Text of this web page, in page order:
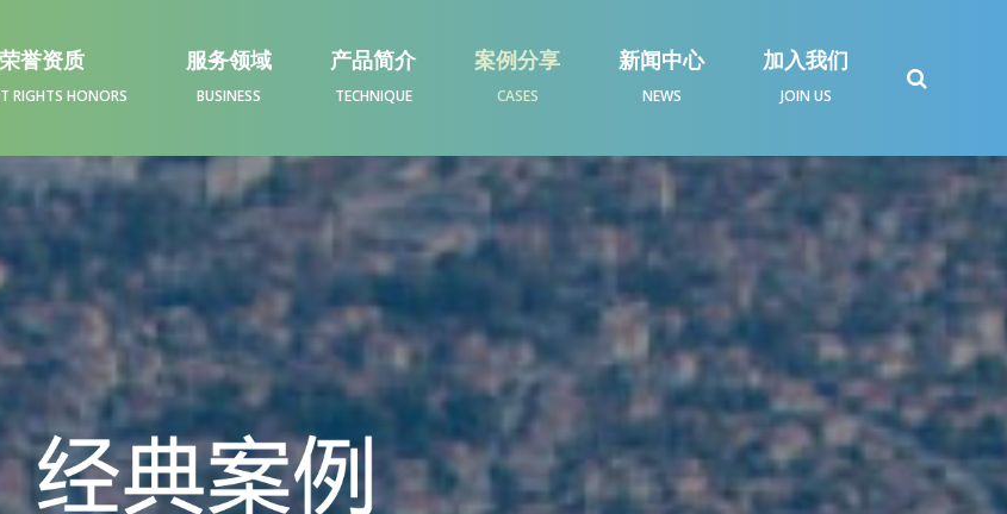
荣誉资质
RIGHTS HONORS
服务领域
BUSINESS
产品简介
TECHNIQUE
案例分享
CASES
新闻中心
NEWS
加入我们
JOIN US